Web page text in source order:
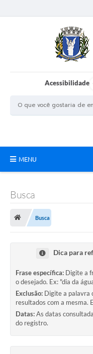
Acessibilidade
MENU
Departamentos
Protocolo online
Legislação
Ouvidoria
Conselhos
Busca
Busca
Dica para
Frase específica: Digite a
o desejado. Ex: "dia da
Exclusão: Digite a palavra
resultados com a mesma.
Datas:As datas
do registro.